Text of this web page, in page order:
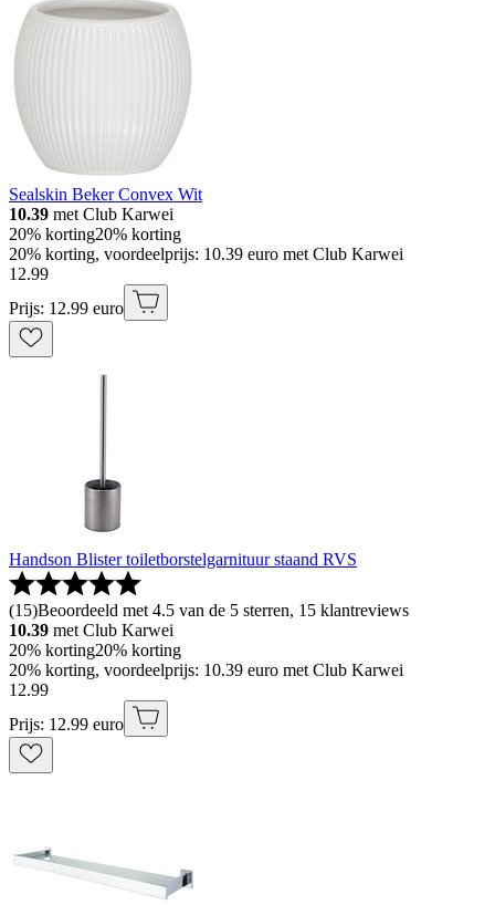
Sealskin Beker Convex Wit
10.39 met Club Karwei
20% korting20% korting
20% korting, voordeelprijs: 10.39 euro met Club Karwei
12.99
Prijs: 12.99 euro
Handson Blister toiletborstelgarnituur staand RVS
(15)Beoordeeld met 4.5 van de 5 sterren, 15 klantreviews
10.39 met Club Karwei
20% korting20% korting
20% korting, voordeelprijs: 10.39 euro met Club Karwei
12.99
Prijs: 12.99 euro